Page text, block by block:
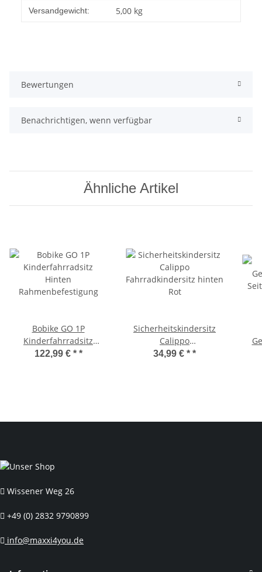
Versandgewicht: 5,00 kg
Bewertungen
Benachrichtigen, wenn verfügbar
Ähnliche Artikel
Bobike GO 1P
Kinderfahrradsitz
Hinten
122,99 € * *
Sicherheitskindersitz
Calippo
Fahrradkindersitz hinten
34,99 € * *
Wissener Weg 26
+49 (0) 2832 9790899
info@maxxi4you.de